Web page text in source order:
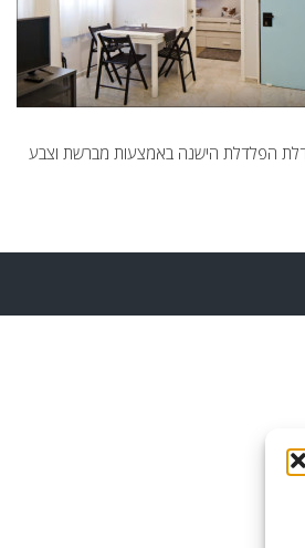
הפלדלת הישנה באמצעות מברשת וצבע